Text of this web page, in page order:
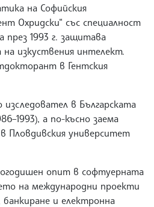
на Софийския
Охридски“ със специалност
през 1993 г. защитава
изкуствения интелект.
в Гентския
в Българската
а по-късно заема
Пловдивския университет
опит в софтуерната
на международни проекти
и електронна